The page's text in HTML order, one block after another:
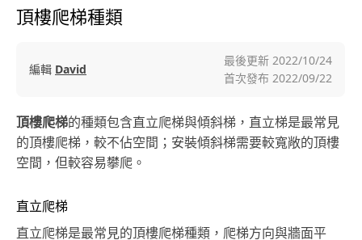
頂樓爬梯種類
編輯 David
最後更新 2022/10/24
首次發布 2022/09/22
頂樓爬梯的種類包含直立爬梯與傾斜梯，直立梯是最常見
的頂樓爬梯，較不佔空間；安裝傾斜梯需要較寬敞的頂樓
空間，但較容易攀爬。
直立爬梯
直立爬梯是最常見的頂樓爬梯種類，爬梯方向與牆面平